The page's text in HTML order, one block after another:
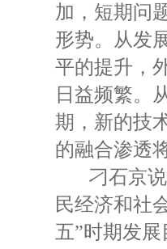
加，短期问
形势。从发
平的提升，
日益频繁。
期，新的技
的融合渗透
刁石京说
民经济和社
五”时期发